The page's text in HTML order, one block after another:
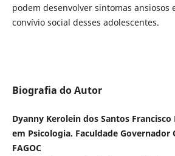
podem desenvolver sintomas ansiosos
convívio social desses adolescentes.
Biografia do Autor
Dyanny Kerolein dos Santos
em Psicologia. Faculdade Governador
FAGOC